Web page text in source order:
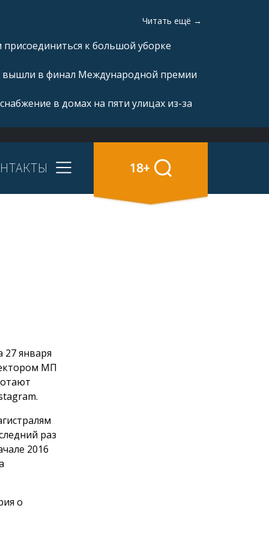
Читать ещё →
к большой уборке
вышли в финал Международной премии
в домах на пяти улицах из-за
18+
января
МП
раз
2016
о